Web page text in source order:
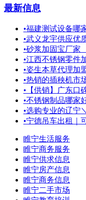
最新信息
•福建测试设备哪
•武义龙宇供应优
•砂浆加固宝厂家
•江西不锈钢零件
•姿生本草代理加
•热销的插秧机市
• 【供销】广东口
•不锈钢制品哪家
•选购专业的辽宁
•宁德吊车出租｜
睢宁生活服务
睢宁商务服务
睢宁供求信息
睢宁房产信息
睢宁商务信息
睢宁二手市场